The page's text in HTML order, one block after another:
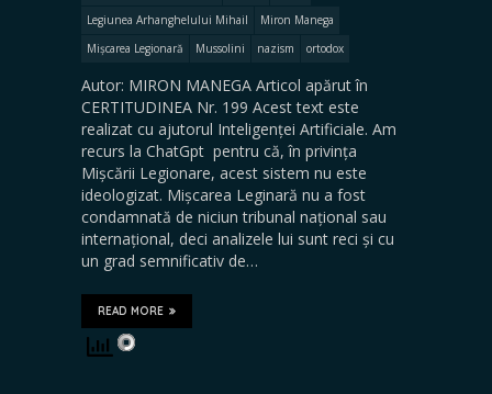
Legiunea Arhanghelului Mihail
Miron Manega
Mișcarea Legionară
Mussolini nazism ortodox
Autor: MIRON MANEGA Articol apărut în
CERTITUDINEA Nr. 199 Acest text este
realizat cu ajutorul Inteligenței Artificiale. Am
recurs la ChatGpt pentru că, în privința
Mișcării Legionare, acest sistem nu este
ideologizat. Mișcarea Leginară nu a fost
condamnată de niciun tribunal național sau
internațional, deci analizele lui sunt reci și cu
un grad semnificativ de…
READ MORE